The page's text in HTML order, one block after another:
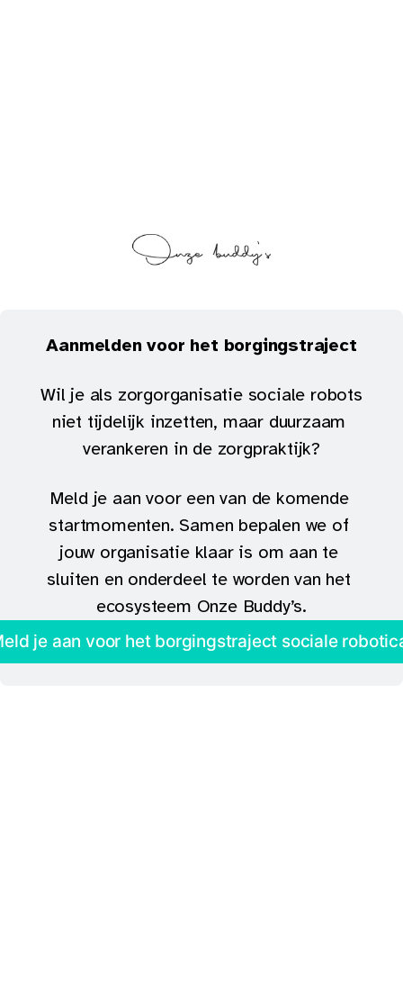
Aanmelden voor het borgingstraject
Wil je als zorgorganisatie sociale robots
niet tijdelijk inzetten, maar duurzaam
verankeren in de zorgpraktijk?
Meld je aan voor een van de komende
startmomenten. Samen bepalen we of
jouw organisatie klaar is om aan te
sluiten en onderdeel te worden van het
ecosysteem Onze Buddy’s.
je aan voor het borgingstraject sociale